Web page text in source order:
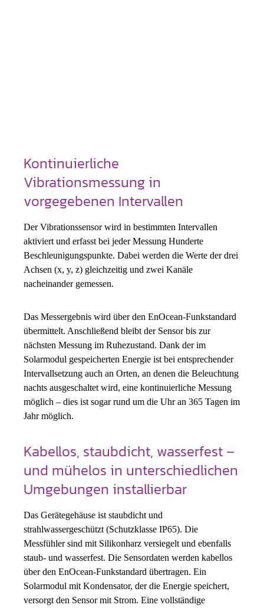
Kontinuierliche
Vibrationsmessung in
vorgegebenen Intervallen
Der Vibrationssensor wird in bestimmten Intervallen
aktiviert und erfasst bei jeder Messung Hunderte
Beschleunigungspunkte. Dabei werden die Werte der drei
Achsen (x, y, z) gleichzeitig und zwei Kanäle
nacheinander gemessen.
Das Messergebnis wird über den EnOcean-Funkstandard
übermittelt. Anschließend bleibt der Sensor bis zur
nächsten Messung im Ruhezustand. Dank der im
Solarmodul gespeicherten Energie ist bei entsprechender
Intervallsetzung auch an Orten, an denen die Beleuchtung
nachts ausgeschaltet wird, eine kontinuierliche Messung
möglich – dies ist sogar rund um die Uhr an 365 Tagen im
Jahr möglich.
Kabellos, staubdicht, wasserfest –
und mühelos in unterschiedlichen
Umgebungen installierbar
Das Gerätegehäuse ist staubdicht und
strahlwassergeschützt (Schutzklasse IP65). Die
Messfühler sind mit Silikonharz versiegelt und ebenfalls
staub- und wasserfest. Die Sensordaten werden kabellos
über den EnOcean-Funkstandard übertragen. Ein
Solarmodul mit Kondensator, der die Energie speichert,
versorgt den Sensor mit Strom. Eine vollständige